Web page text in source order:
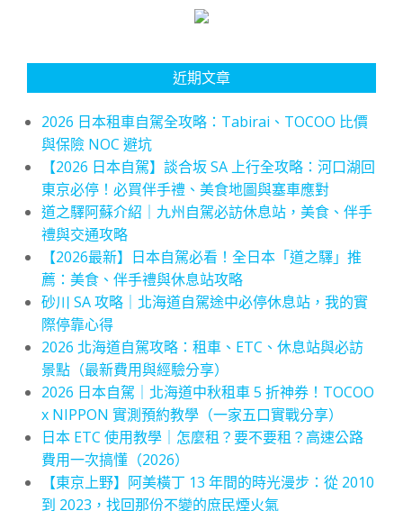
近期文章
2026 日本租車自駕全攻略：Tabirai、TOCOO 比價
與保險 NOC 避坑
【2026 日本自駕】談合坂 SA 上行全攻略：河口湖回
東京必停！必買伴手禮、美食地圖與塞車應對
道之驛阿蘇介紹｜九州自駕必訪休息站，美食、伴手
禮與交通攻略
【2026最新】日本自駕必看！全日本「道之驛」推
薦：美食、伴手禮與休息站攻略
砂川 SA 攻略｜北海道自駕途中必停休息站，我的實
際停靠心得
2026 北海道自駕攻略：租車、ETC、休息站與必訪
景點（最新費用與經驗分享）
2026 日本自駕｜北海道中秋租車 5 折神券！TOCOO
x NIPPON 實測預約教學（一家五口實戰分享）
日本 ETC 使用教學｜怎麼租？要不要租？高速公路
費用一次搞懂（2026）
【東京上野】阿美橫丁 13 年間的時光漫步：從 2010
到 2023，找回那份不變的庶民煙火氣